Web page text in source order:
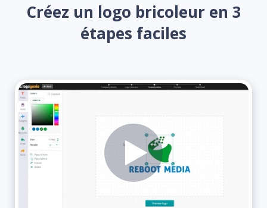
Créez un logo bricoleur en 3
étapes faciles